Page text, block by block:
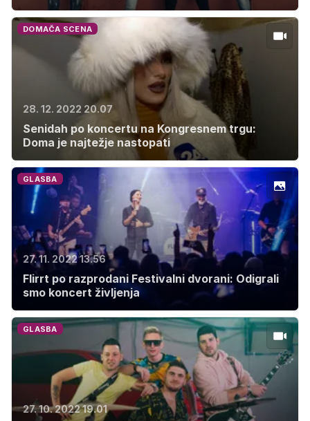
DOMAČA SCENA
28. 12. 2022 20.07
Senidah po koncertu na Kongresnem trgu:
Doma je najtežje nastopati
GLASBA
27. 11. 2022 13.56
Flirrt po razprodani Festivalni dvorani: Odigrali
smo koncert življenja
GLASBA
27. 10. 2022 19.01